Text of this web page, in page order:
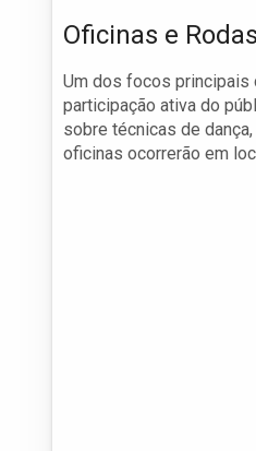
Oficinas e
Um dos focos principais
participação ativa do
sobre técnicas de
oficinas ocorrerão em